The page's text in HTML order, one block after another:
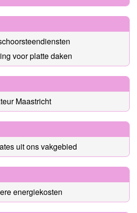
voor platte daken
Maastricht
uit ons vakgebied
energiekosten